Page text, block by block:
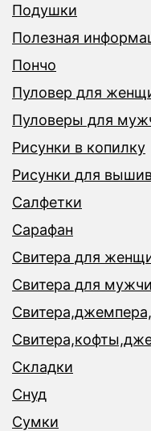
Подушки
Полезная
Пончо
Пуловер для
Пуловеры для
Рисунки в копилку
Рисунки для
Салфетки
Сарафан
Свитера для
Свитера для
Складки
Снуд
Сумки